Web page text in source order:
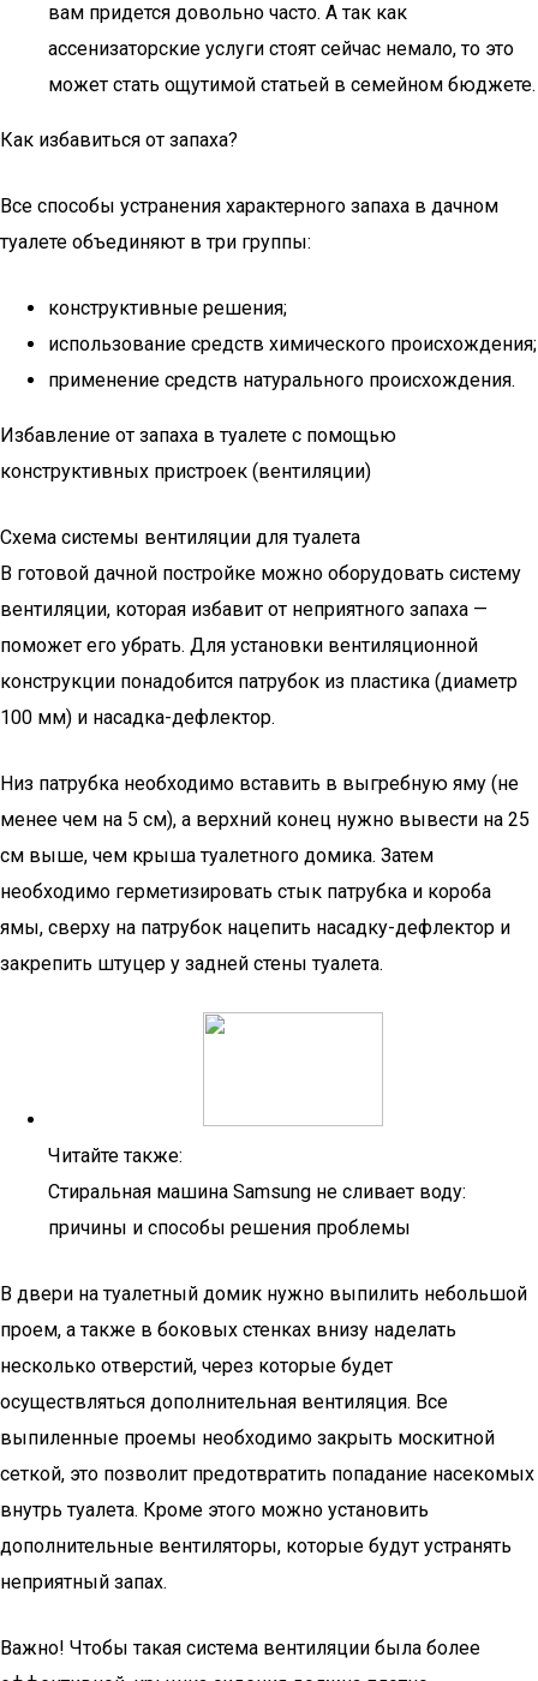
вам придется довольно часто. А так как
ассенизаторские услуги стоят сейчас немало, то это
может стать ощутимой статьей в семейном бюджете.
Как избавиться от запаха?
Все способы устранения характерного запаха в дачном
туалете объединяют в три группы:
конструктивные решения;
использование средств химического происхождения;
применение средств натурального происхождения.
Избавление от запаха в туалете с помощью
конструктивных пристроек (вентиляции)
Схема системы вентиляции для туалета
В готовой дачной постройке можно оборудовать систему
вентиляции, которая избавит от неприятного запаха —
поможет его убрать. Для установки вентиляционной
конструкции понадобится патрубок из пластика (диаметр
100 мм) и насадка-дефлектор.
Низ патрубка необходимо вставить в выгребную яму (не
менее чем на 5 см), а верхний конец нужно вывести на 25
см выше, чем крыша туалетного домика. Затем
необходимо герметизировать стык патрубка и короба
ямы, сверху на патрубок нацепить насадку-дефлектор и
закрепить штуцер у задней стены туалета.
Читайте также:
Стиральная машина Samsung не сливает воду:
причины и способы решения проблемы
В двери на туалетный домик нужно выпилить небольшой
проем, а также в боковых стенках внизу наделать
несколько отверстий, через которые будет
осуществляться дополнительная вентиляция. Все
выпиленные проемы необходимо закрыть москитной
сеткой, это позволит предотвратить попадание насекомых
внутрь туалета. Кроме этого можно установить
дополнительные вентиляторы, которые будут устранять
неприятный запах.
Важно! Чтобы такая система вентиляции была более